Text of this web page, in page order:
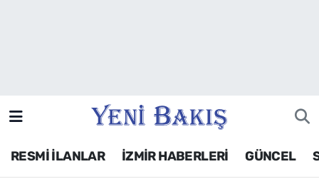
RESMİ İLANLAR İZMİR HABERLERİ GÜNCEL
Siyaset